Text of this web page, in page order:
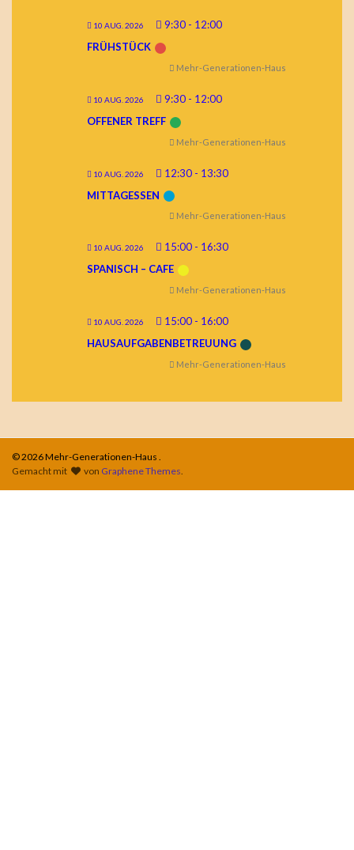
10 AUG. 2026 9:30 - 12:00
FRÜHSTÜCK
Mehr-Generationen-Haus
10 AUG. 2026 9:30 - 12:00
OFFENER TREFF
Mehr-Generationen-Haus
10 AUG. 2026 12:30 - 13:30
MITTAGESSEN
Mehr-Generationen-Haus
10 AUG. 2026 15:00 - 16:30
SPANISCH – CAFE
Mehr-Generationen-Haus
10 AUG. 2026 15:00 - 16:00
HAUSAUFGABENBETREUUNG
Mehr-Generationen-Haus
© 2026 Mehr-Generationen-Haus .
Gemacht mit
von Graphene Themes